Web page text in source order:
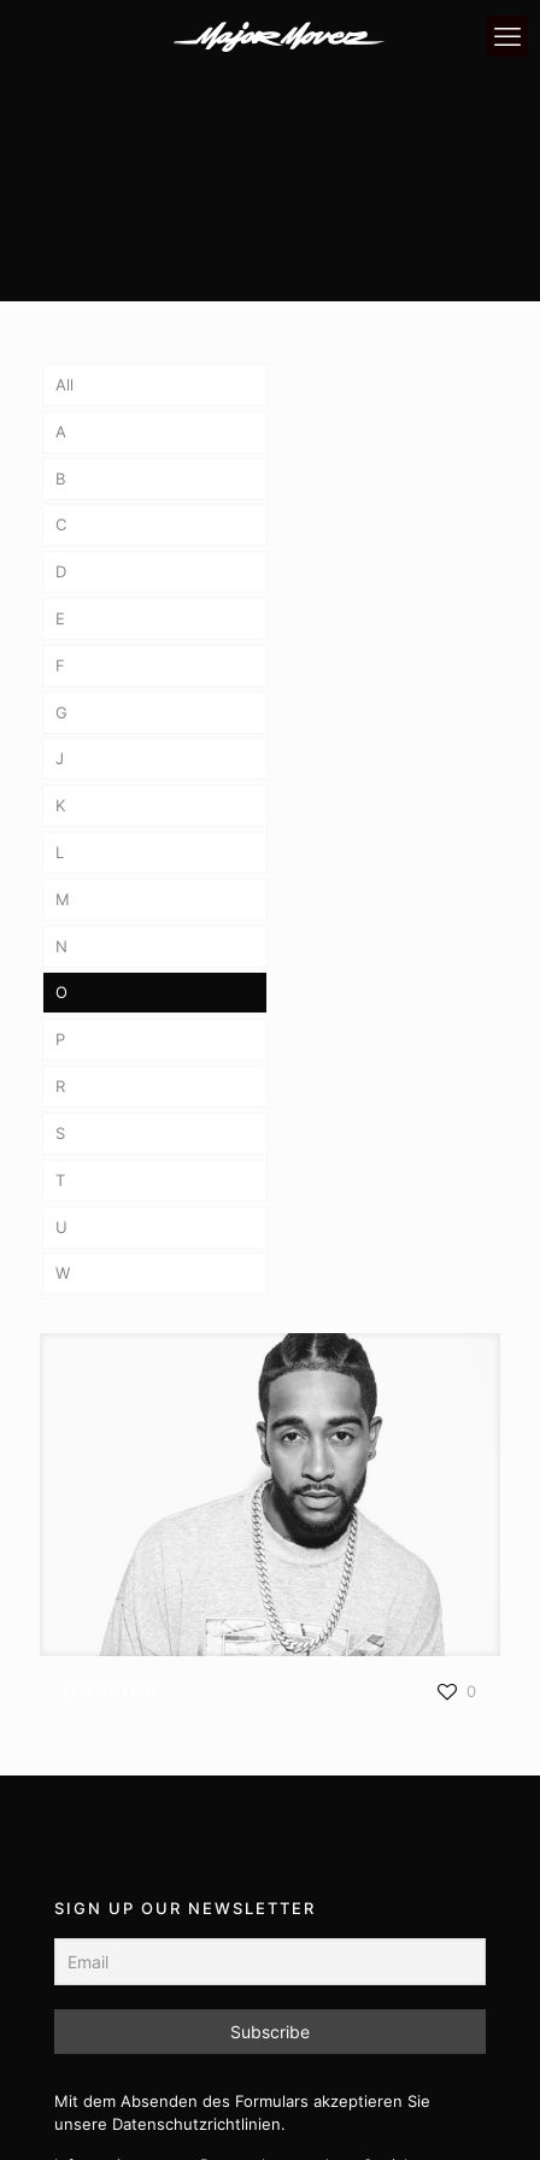
All
A
B
C
D
E
F
G
J
K
L
M
N
O
P
R
S
T
U
W
0
SIGN UP OUR NEWSLETTER
Mit dem Absenden des Formulars akzeptieren Sie
unsere Datenschutzrichtlinien.